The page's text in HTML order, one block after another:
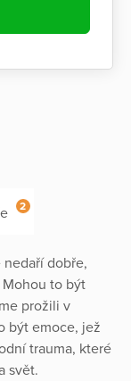
2
dobře,
to být
prožili v
být emoce, jež
trauma, které
svět.